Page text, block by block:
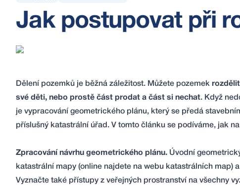
Jak postupovat při
Dělení pozemků je běžná záležitost. Můžete pozemek
své děti, nebo prostě část prodat a část si nechat. Když
je vypracování geometrického plánu, který se předá
příslušný katastrální úřad. V tomto článku se podíváme, jak
Zpracování návrhu geometrického plánu. Úvodní
katastrální mapy (online najdete na webu katastrálních map)
Vyznačte také přístupy z veřejných prostranství na všechny